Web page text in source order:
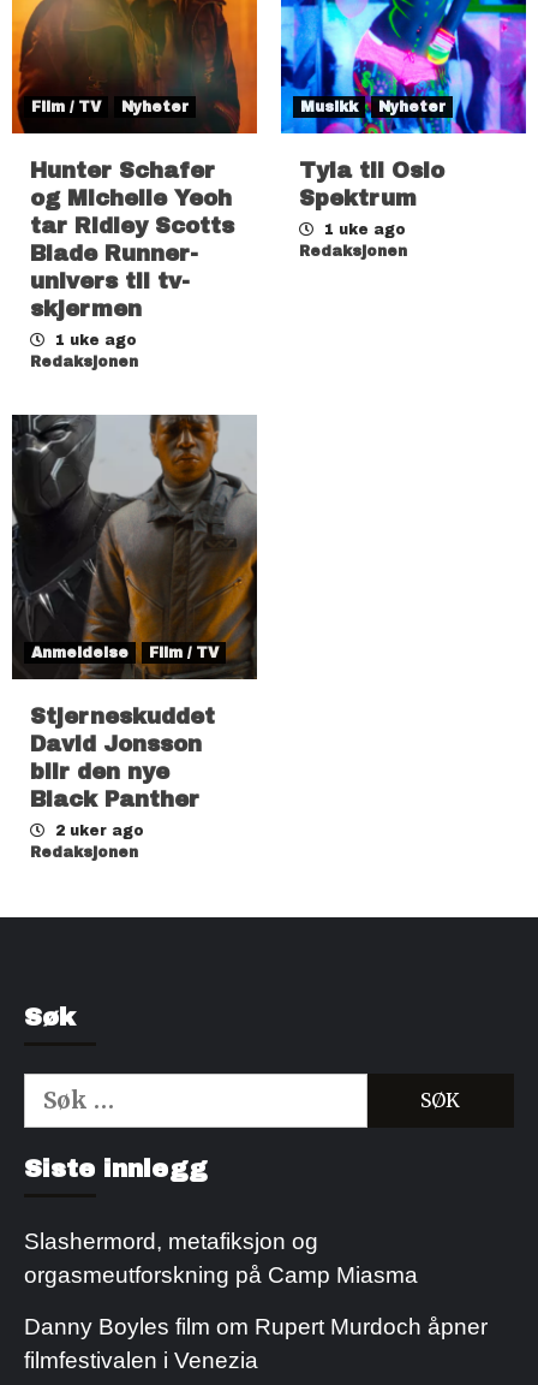
Film / TV Nyheter
Hunter Schafer
og Michelle Yeoh
tar Ridley Scotts
Blade Runner-
univers til tv-
skjermen
1 uke ago
Redaksjonen
Musikk Nyheter
Tyla til Oslo
Spektrum
1 uke ago
Redaksjonen
Anmeldelse Film / TV
Stjerneskuddet
David Jonsson
blir den nye
Black Panther
2 uker ago
Redaksjonen
Søk
Søk
etter:
Siste innlegg
Slashermord, metafiksjon og
orgasmeutforskning på Camp Miasma
Danny Boyles film om Rupert Murdoch åpner
filmfestivalen i Venezia